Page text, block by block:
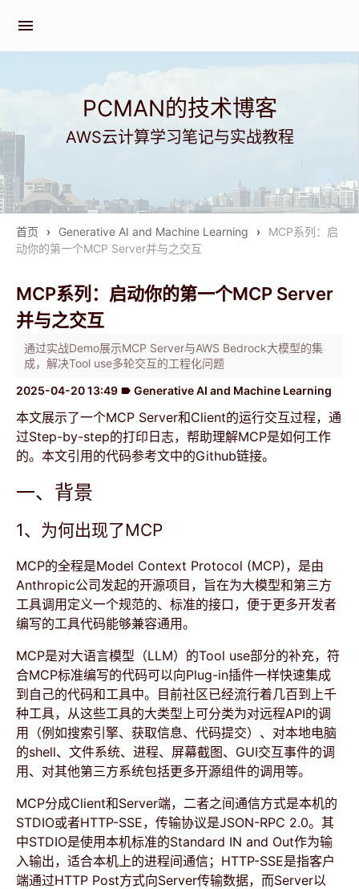
menu
PCMAN的技术博客
AWS云计算学习笔记与实战教程
首页 › Generative AI and Machine Learning ›
MCP系列：启
动你的第一个MCP Server并与之交互
MCP系列：启动你的第一个MCP Server
并与之交互
通过实战Demo展示MCP Server与AWS Bedrock大模型的集
成，解决Tool use多轮交互的工程化问题
2025-04-20 13:49 label Generative AI and Machine Learning
本文展示了一个MCP Server和Client的运行交互过程，通
过Step-by-step的打印日志，帮助理解MCP是如何工作
的。本文引用的代码参考文中的Github链接。
一、背景
1、为何出现了MCP
MCP的全程是Model Context Protocol (MCP)，是由
Anthropic公司发起的开源项目，旨在为大模型和第三方
工具调用定义一个规范的、标准的接口，便于更多开发者
编写的工具代码能够兼容通用。
MCP是对大语言模型（LLM）的Tool use部分的补充，符
合MCP标准编写的代码可以向Plug-in插件一样快速集成
到自己的代码和工具中。目前社区已经流行着几百到上千
种工具，从这些工具的大类型上可分类为对远程API的调
用（例如搜索引擎、获取信息、代码提交）、对本地电脑
的shell、文件系统、进程、屏幕截图、GUI交互事件的调
用、对其他第三方系统包括更多开源组件的调用等。
MCP分成Client和Server端，二者之间通信方式是本机的
STDIO或者HTTP-SSE，传输协议是JSON-RPC 2.0。其
中STDIO是使用本机标准的Standard IN and Out作为输
入输出，适合本机上的进程间通信；HTTP-SSE是指客户
端通过HTTP Post方式向Server传输数据，而Server以